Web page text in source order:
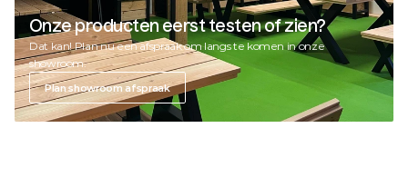
Onze producten eerst testen of zien?
Dat kan! Plan nu een afspraak om langs te komen in onze
showroom.
Plan showroom afspraak